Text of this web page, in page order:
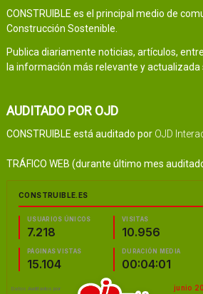
CONSTRUIBLE es el principal medio de
Construcción Sostenible.
Publica diariamente noticias, artículos,
la información más relevante y actualizada
AUDITADO POR OJD
CONSTRUIBLE está auditado por OJD
TRÁFICO WEB (durante último mes